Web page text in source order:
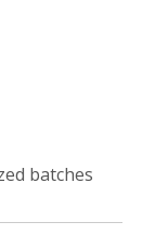
batches